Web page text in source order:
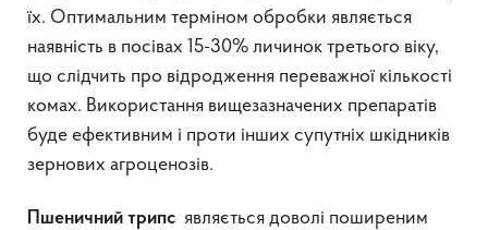
їх. Оптимальним терміном обробки являється
наявність в посівах 15-30% личинок третього віку,
що слідчить про відродження переважної кількості
комах. Використання вищезазначених препаратів
буде ефективним і проти інших супутніх шкідників
зернових агроценозів.
Пшеничний трипс являється доволі поширеним